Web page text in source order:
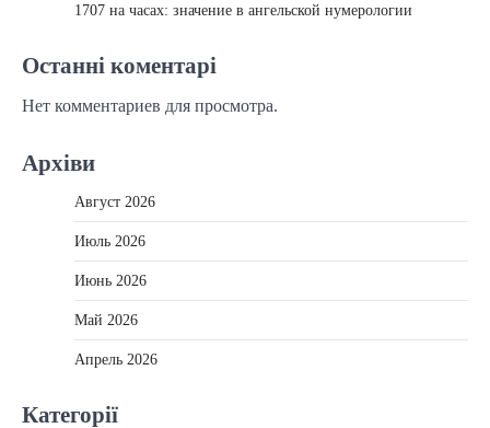
1707 на часах: значение в ангельской нумерологии
Останні коментарі
Нет комментариев для просмотра.
Архіви
Август 2026
Июль 2026
Июнь 2026
Май 2026
Апрель 2026
Категорії